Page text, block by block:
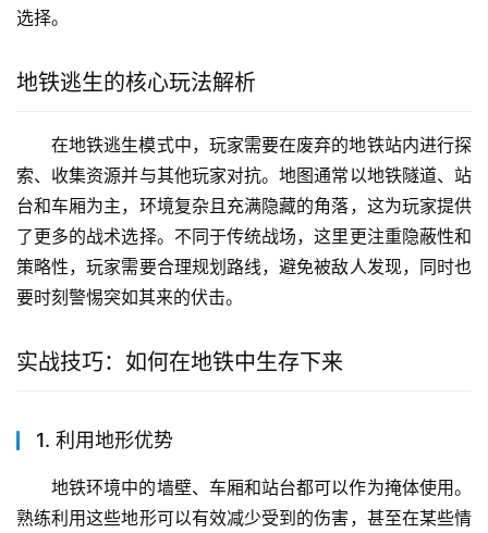
选择。
地铁逃生的核心玩法解析
在地铁逃生模式中，玩家需要在废弃的地铁站内进行探
索、收集资源并与其他玩家对抗。地图通常以地铁隧道、站
台和车厢为主，环境复杂且充满隐藏的角落，这为玩家提供
了更多的战术选择。不同于传统战场，这里更注重隐蔽性和
策略性，玩家需要合理规划路线，避免被敌人发现，同时也
要时刻警惕突如其来的伏击。
实战技巧：如何在地铁中生存下来
1. 利用地形优势
地铁环境中的墙壁、车厢和站台都可以作为掩体使用。
熟练利用这些地形可以有效减少受到的伤害，甚至在某些情